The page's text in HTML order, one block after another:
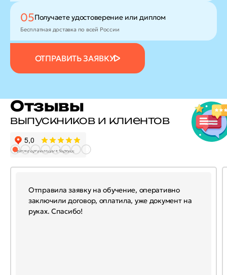
ОТПРАВИТЬ ЗАЯВКУ
05Получаете удостоверение или диплом
Бесплатная доставка по всей России
Отзывы
выпускников и клиентов
Отправила заявку на обучение, оперативно
заключили договор, оплатила, уже документ на
руках. Спасибо!